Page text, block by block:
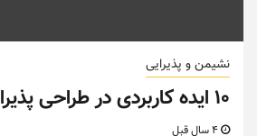
نشیمن و پذیرایی
۱۰ ایده کاربردی در طراحی پذیرایی کوچک